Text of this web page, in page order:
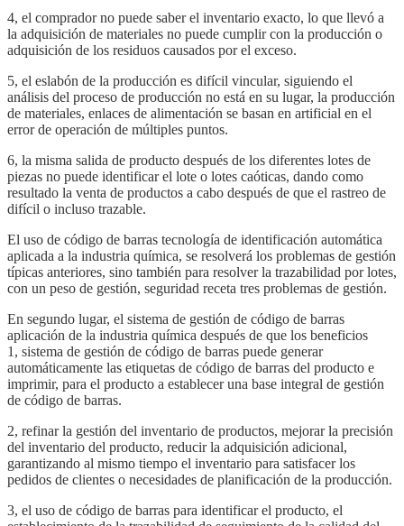
4, el comprador no puede saber el inventario exacto, lo que llevó a
la adquisición de materiales no puede cumplir con la producción o
adquisición de los residuos causados ​​por el exceso.
5, el eslabón de la producción es difícil vincular, siguiendo el
análisis del proceso de producción no está en su lugar, la producción
de materiales, enlaces de alimentación se basan en artificial en el
error de operación de múltiples puntos.
6, la misma salida de producto después de los diferentes lotes de
piezas no puede identificar el lote o lotes caóticas, dando como
resultado la venta de productos a cabo después de que el rastreo de
difícil o incluso trazable.
El uso de código de barras tecnología de identificación automática
aplicada a la industria química, se resolverá los problemas de gestión
típicas anteriores, sino también para resolver la trazabilidad por lotes,
con un peso de gestión, seguridad receta tres problemas de gestión.
En segundo lugar, el sistema de gestión de código de barras
aplicación de la industria química después de que los beneficios
1, sistema de gestión de código de barras puede generar
automáticamente las etiquetas de código de barras del producto e
imprimir, para el producto a establecer una base integral de gestión
de código de barras.
2, refinar la gestión del inventario de productos, mejorar la precisión
del inventario del producto, reducir la adquisición adicional,
garantizando al mismo tiempo el inventario para satisfacer los
pedidos de clientes o necesidades de planificación de la producción.
3, el uso de código de barras para identificar el producto, el